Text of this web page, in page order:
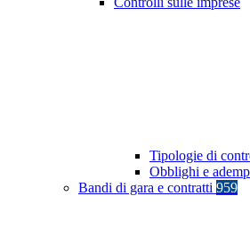
Tipologie di
Obblighi e
Bandi di gara e contratti 959